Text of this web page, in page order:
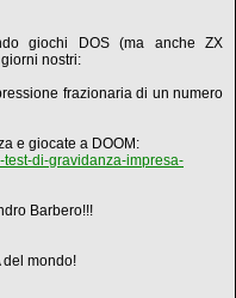
giochi DOS (ma anche ZX
nostri:
frazionaria di un numero
e giocate a DOOM:
di-gravidanza-impresa-
Barbero!!!
del mondo!